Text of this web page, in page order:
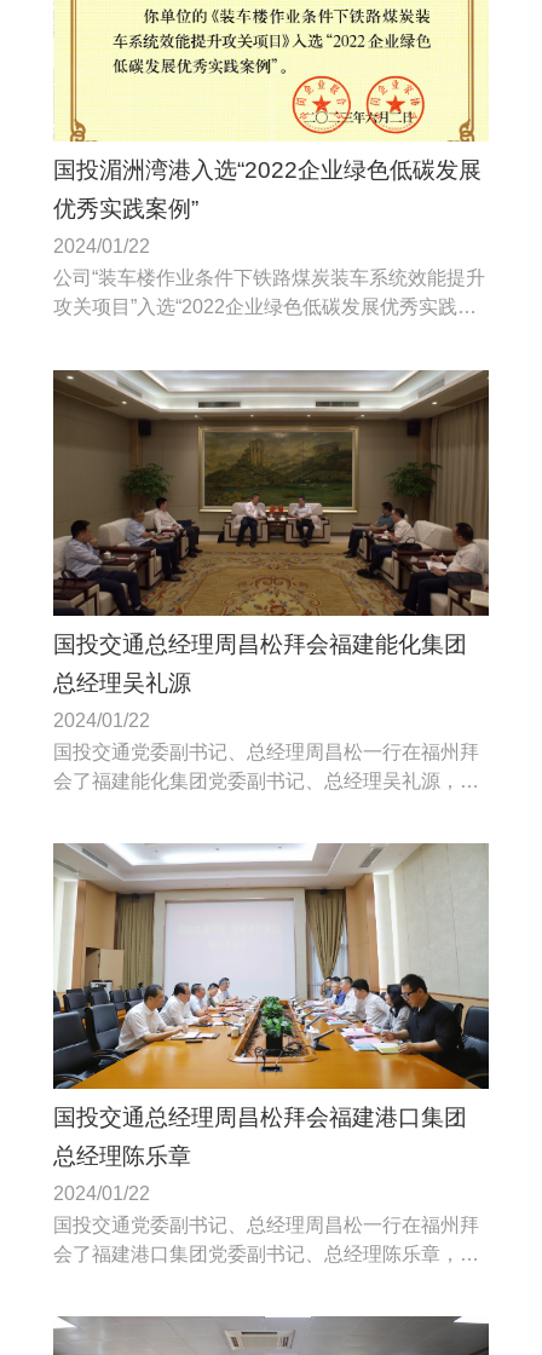
国投湄洲湾港入选“2022企业绿色低碳发展
优秀实践案例”
2024/01/22
公司“装车楼作业条件下铁路煤炭装车系统效能提升
攻关项目”入选“2022企业绿色低碳发展优秀实践案
国投交通总经理周昌松拜会福建能化集团
总经理吴礼源
2024/01/22
国投交通党委副书记、总经理周昌松一行在福州拜
会了福建能化集团党委副书记、总经理吴礼源，国
国投交通总经理周昌松拜会福建港口集团
总经理陈乐章
2024/01/22
国投交通党委副书记、总经理周昌松一行在福州拜
会了福建港口集团党委副书记、总经理陈乐章，积
设和运营、临港园区开发与运营。